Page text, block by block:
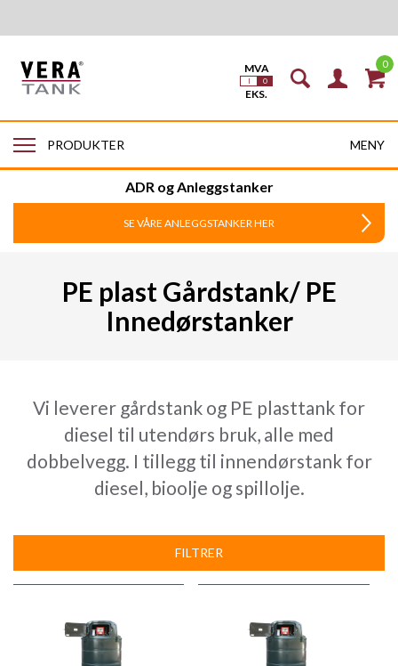
0
PRODUKTER MENY
ADR og Anleggstanker
SE VÅRE ANLEGGSTANKER HER
PE plast Gårdstank/ PE
Innedørstanker
Vi leverer gårdstank og PE plasttank for
diesel til utendørs bruk, alle med
dobbelvegg. I tillegg til innendørstank for
diesel, bioolje og spillolje.
FILTRER